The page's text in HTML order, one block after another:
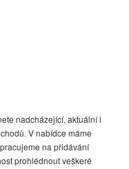
nadcházející, aktuální i
V nabídce máme
na přidávání
prohlédnout veškeré